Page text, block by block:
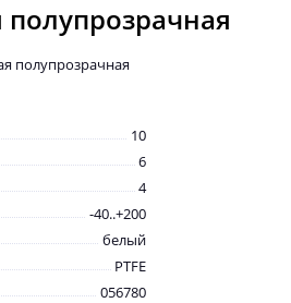
полупрозрачная
полупрозрачная
10
6
4
-40..+200
белый
PTFE
056780